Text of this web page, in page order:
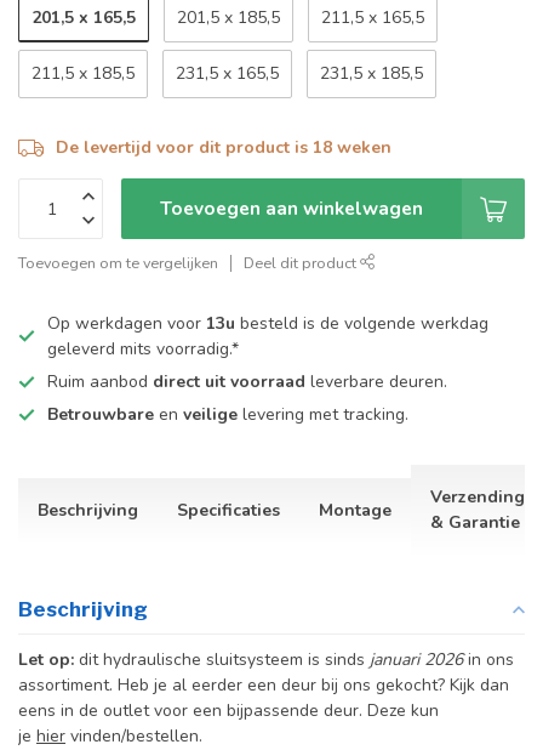
201,5 x 165,5 201,5 x 185,5 211,5 x 165,5
211,5 x 185,5 231,5 x 165,5 231,5 x 185,5
De levertijd voor dit product is 18 weken
Toevoegen aan winkelwagen
Toevoegen om te vergelijken Deel dit product
Op werkdagen voor 13u besteld is de volgende werkdag
geleverd mits voorradig.*
Ruim aanbod direct uit voorraad leverbare deuren.
Betrouwbare en veilige levering met tracking.
Beschrijving Specificaties Montage
Verzending
& Garantie
Beschrijving
Let op: dit hydraulische sluitsysteem is sinds januari 2026in ons
assortiment. Heb je al eerder een deur bij ons gekocht? Kijk dan
eens in de outlet voor een bijpassende deur. Deze kun
je hier vinden/bestellen.